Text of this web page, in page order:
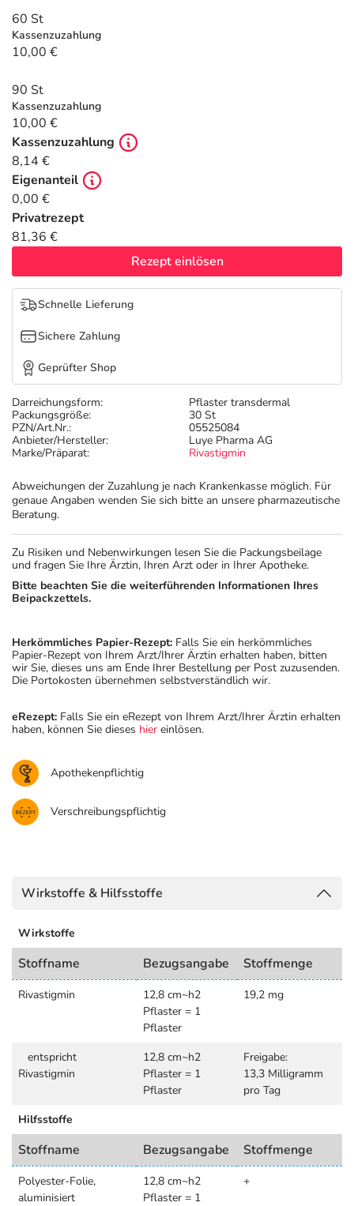
Tierapotheke
Vitamine & Mineralstoffe
Marken
Salus Deals
Darreichungsform:
Pflaster transdermal
Packungsgröße:
30 St
PZN/Art.Nr.:
05525084
Anbieter/Hersteller:
Luye Pharma AG
Marke/Präparat:
Rivastigmin
Abweichungen der Zuzahlung je nach Krankenkasse möglich. Für
genaue Angaben wenden Sie sich bitte an unsere pharmazeutische
Beratung.
60 St
Kassenzuzahlung
10,00 €
90 St
Kassenzuzahlung
10,00 €
Kassenzuzahlung
8,14 €
Eigenanteil
0,00 €
Privatrezept
81,36 €
Rezept einlösen
Schnelle Lieferung
Sichere Zahlung
Geprüfter Shop
Zu Risiken und Nebenwirkungen lesen Sie die Packungsbeilage
und fragen Sie Ihre Ärztin, Ihren Arzt oder in Ihrer Apotheke.
Bitte beachten Sie die weiterführenden Informationen Ihres
Beipackzettels.
Herkömmliches Papier-Rezept: Falls Sie ein herkömmliches
Papier-Rezept von Ihrem Arzt/Ihrer Ärztin erhalten haben, bitten
wir Sie, dieses uns am Ende Ihrer Bestellung per Post zuzusenden.
Die Portokosten übernehmen selbstverständlich wir.
eRezept: Falls Sie ein eRezept von Ihrem Arzt/Ihrer Ärztin erhalten
haben, können Sie dieses hier einlösen.
Apothekenpflichtig
Verschreibungspflichtig
Wirkstoffe & Hilfsstoffe
Wirkstoffe
Stoffname Bezugsangabe Stoffmenge
Rivastigmin
12,8 cm~h2
Pflaster = 1
Pflaster
19,2 mg
entspricht
Rivastigmin
12,8 cm~h2
Pflaster = 1
Pflaster
Freigabe:
13,3 Milligramm
pro Tag
Hilfsstoffe
Stoffname Bezugsangabe Stoffmenge
Polyester-Folie,
aluminisiert
12,8 cm~h2
Pflaster = 1
+